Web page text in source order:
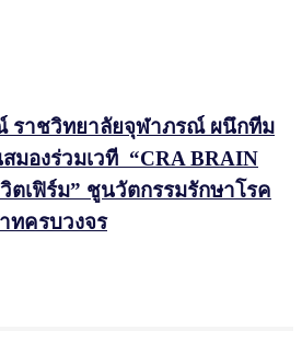
ราชวิทยาลัยจุฬาภรณ์ ผนึกทีม
มองร่วมเวที “CRA BRAIN
ตเฟิร์ม” ชูนวัตกรรมรักษาโรค
ทครบวงจร